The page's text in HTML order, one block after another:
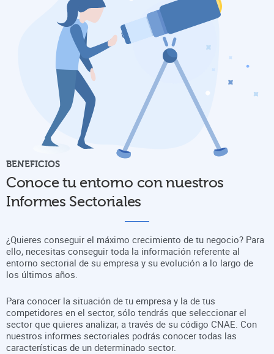
BENEFICIOS
Conoce tu entorno con nuestros
Informes Sectoriales
¿Quieres conseguir el máximo crecimiento de tu negocio? Para
ello, necesitas conseguir toda la información referente al
entorno sectorial de su empresa y su evolución a lo largo de
los últimos años.
Para conocer la situación de tu empresa y la de tus
competidores en el sector, sólo tendrás que seleccionar el
sector que quieres analizar, a través de su código CNAE. Con
nuestros informes sectoriales podrás conocer todas las
características de un determinado sector.